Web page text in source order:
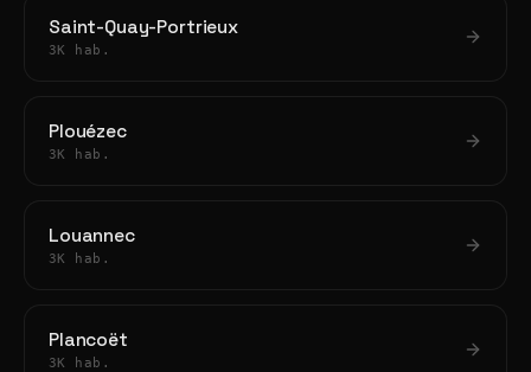
Saint-Quay-Portrieux
3K hab.
Plouézec
3K hab.
Louannec
3K hab.
Plancoët
3K hab.